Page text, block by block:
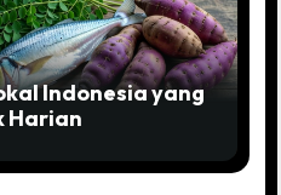
Indonesia yang
Harian